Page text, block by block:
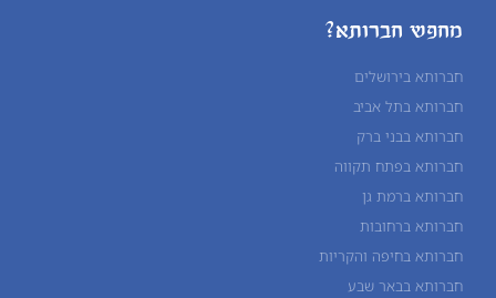
מחפש חברותא?
חברותא בירושלים
חברותא בתל אביב
חברותא בבני ברק
חברותא בפתח תקווה
חברותא ברמת גן
חברותא ברחובות
חברותא בחיפה והקריות
חברותא בבאר שבע